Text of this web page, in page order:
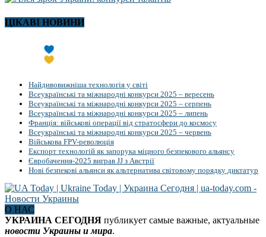
ЦІКАВІ НОВИНИ
Найдивовижніша технологія у світі
Всеукраїнські та міжнародні конкурси 2025 – вересень
Всеукраїнські та міжнародні конкурси 2025 – серпень
Всеукраїнські та міжнародні конкурси 2025 – липень
Франція: військові операції від стратосфери до космосу
Всеукраїнські та міжнародні конкурси 2025 – червень
Військова FPV-революція
Експорт технологій як запорука міцного безпекового альянсу
Євробачення-2025 виграв JJ з Австрії
Нові безпекові альянси як альтернатива світовому порядку диктатур
О НАС
УКРАИНА СЕГОДНЯ публикует самые важные, актуальные
новости Украины и мира.